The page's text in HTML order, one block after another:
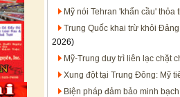
Mỹ nói Tehran 'khẩn cầu'
Trung Quốc khai trừ khỏi
2026)
Mỹ-Trung duy trì liên lạc chặt
Xung đột tại Trung Đông: Mỹ
Biện pháp đảm bảo minh